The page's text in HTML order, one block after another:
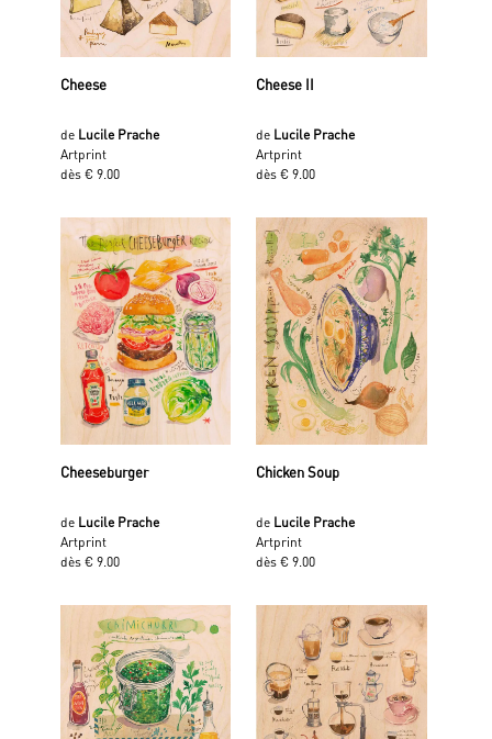
Cheese
de Lucile Prache
Artprint
dès € 9.00
Cheese II
de Lucile Prache
Artprint
dès € 9.00
Cheeseburger
de Lucile Prache
Artprint
dès € 9.00
Chicken Soup
de Lucile Prache
Artprint
dès € 9.00